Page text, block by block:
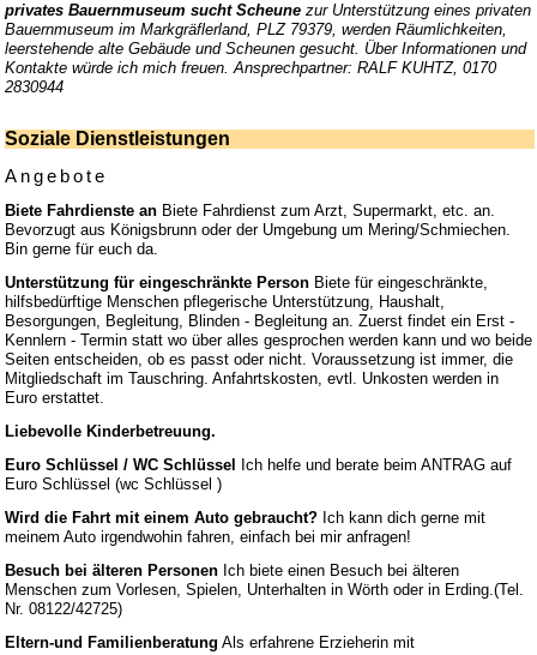
privates Bauernmuseum sucht Scheune zur Unterstützung eines privaten
Bauernmuseum im Markgräflerland, PLZ 79379, werden Räumlichkeiten,
leerstehende alte Gebäude und Scheunen gesucht. Über Informationen und
Kontakte würde ich mich freuen. Ansprechpartner: RALF KUHTZ, 0170
2830944
Soziale Dienstleistungen
Angebote
Biete Fahrdienste an Biete Fahrdienst zum Arzt, Supermarkt, etc. an.
Bevorzugt aus Königsbrunn oder der Umgebung um Mering/Schmiechen.
Bin gerne für euch da.
Unterstützung für eingeschränkte Person Biete für eingeschränkte,
hilfsbedürftige Menschen pflegerische Unterstützung, Haushalt,
Besorgungen, Begleitung, Blinden - Begleitung an. Zuerst findet ein Erst -
Kennlern - Termin statt wo über alles gesprochen werden kann und wo beide
Seiten entscheiden, ob es passt oder nicht. Voraussetzung ist immer, die
Mitgliedschaft im Tauschring. Anfahrtskosten, evtl. Unkosten werden in
Euro erstattet.
Liebevolle Kinderbetreuung.
Euro Schlüssel / WC Schlüssel
Ich helfe und berate beim ANTRAG auf
Euro Schlüssel (wc Schlüssel )
Wird die Fahrt mit einem Auto gebraucht? Ich kann dich gerne mit
meinem Auto irgendwohin fahren, einfach bei mir anfragen!
Besuch bei älteren Personen Ich biete einen Besuch bei älteren
Menschen zum Vorlesen, Spielen, Unterhalten in Wörth oder in Erding.(Tel.
Nr. 08122/42725)
Eltern-und Familienberatung Als erfahrene Erzieherin mit